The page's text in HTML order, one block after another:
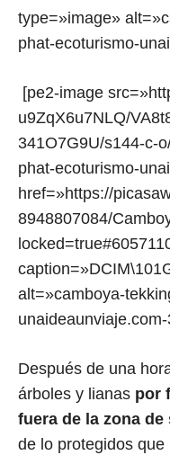
type=»image»
phat-ecoturismo-
[pe2-image
u9ZqX6u7NLQ/
341O7G9U/s144-c-
phat-ecoturismo-
href=»https://
8948807084/
alt=»camboya-
Después de una
árboles y lianas por
fuera de la zona
de lo protegidos